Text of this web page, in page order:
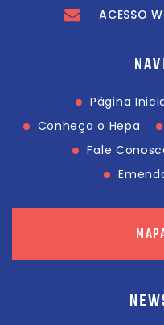
ACESSO
Página
Conheça o Hepa
Fale